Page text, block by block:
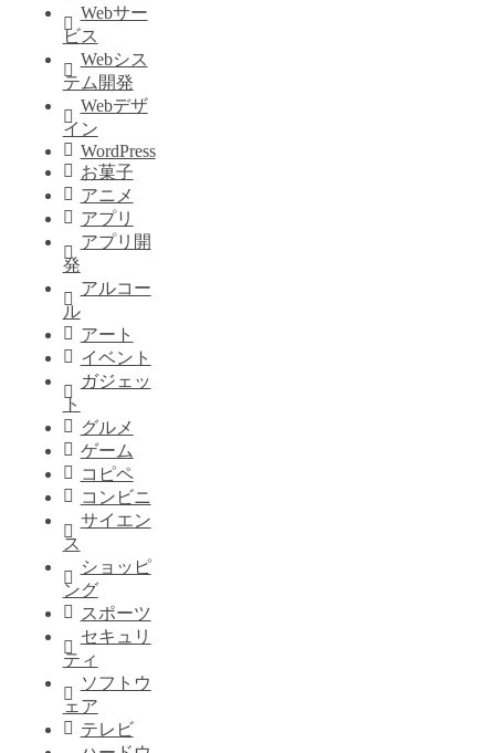
Webサー
ビス
Webシス
テム開発
Webデザ
イン
WordPress
お菓子
アニメ
アプリ
アプリ開
発
アルコー
ル
アート
イベント
ガジェッ
ト
グルメ
ゲーム
コピペ
コンビニ
サイエン
ス
ショッピ
ング
スポーツ
セキュリ
ティ
ソフトウ
ェア
テレビ